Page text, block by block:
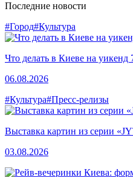
Последние новости
#Город#Культура
Что делать в Киеве на уикенд
06.08.2026
#Культура#Пресс-релизы
Выставка картин из серии
03.08.2026